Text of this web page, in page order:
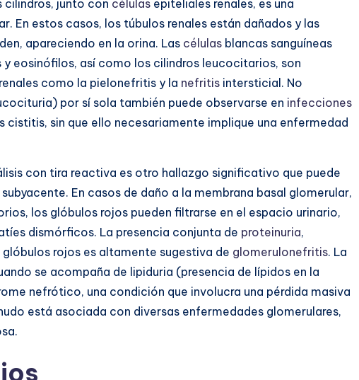
cilindros, junto con células epiteliales renales, es una
En estos casos, los túbulos renales están dañados y las
apareciendo en la orina. Las células blancas sanguíneas
eosinófilos, así como los cilindros leucocitarios, son
como la pielonefritis y la nefritis intersticial. No
por sí sola también puede observarse en infecciones
cistitis, sin que ello necesariamente implique una enfermedad
con tira reactiva es otro hallazgo significativo que puede
En casos de daño a la membrana basal glomerular,
los glóbulos rojos pueden filtrarse en el espacio urinario,
dismórficos. La presencia conjunta de proteinuria,
rojos es altamente sugestiva de glomerulonefritis. La
se acompaña de lipiduria (presencia de lípidos en la
nefrótico, una condición que involucra una pérdida masiva
está asociada con diversas enfermedades glomerulares,